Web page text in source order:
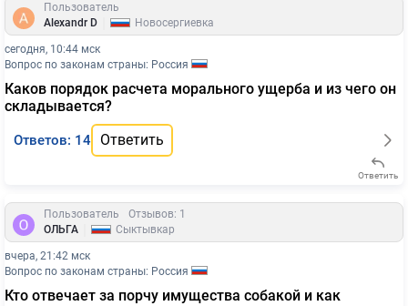
Пользователь
Alexandr D
Новосергиевка
сегодня, 10:44 мск
Вопрос по законам страны: Россия
Каков порядок расчета морального ущерба и из чего он
складывается?
Ответов: 14 Ответить
Ответить
Пользователь
Отзывов: 1
ОЛЬГА
Сыктывкар
вчера, 21:42 мск
Вопрос по законам страны: Россия
Кто отвечает за порчу имущества собакой и как